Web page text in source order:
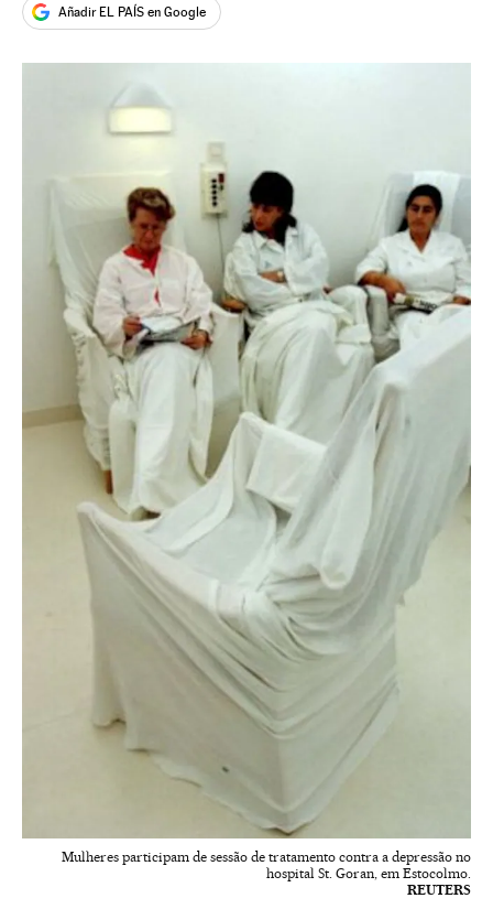
Añadir EL PAÍS en Google
Mulheres participam de sessão de tratamento contra a depressão no
hospital St. Goran, em Estocolmo.
REUTERS